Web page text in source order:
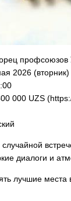
профсоюзов
2026 (вторник)
000 UZS
диалоги и
лучшие